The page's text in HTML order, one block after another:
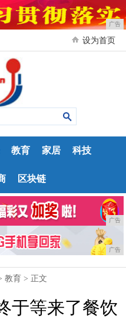
广告
设为首页
教育 家居 科技
区块链
广告
广告
教育 > 正文
于等来了餐饮